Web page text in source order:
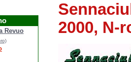
Revuo
2000, N-